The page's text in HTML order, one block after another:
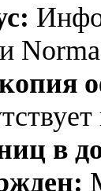
в